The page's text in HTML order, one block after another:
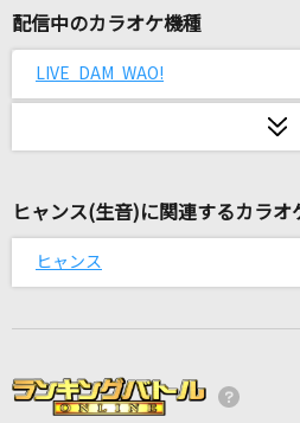
Novelbright
脳漿炸裂ガール
れるりり feat.初音ミク&GUMI
ラブル
配信中のカラオケ機種
LIVE DAM WAO!
ヒャンス(生音)に関連するカラオ
ヒャンス